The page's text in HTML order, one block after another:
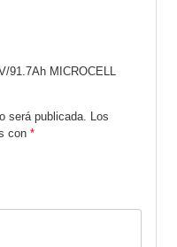
91.7Ah MICROCELL
será publicada. Los
con*